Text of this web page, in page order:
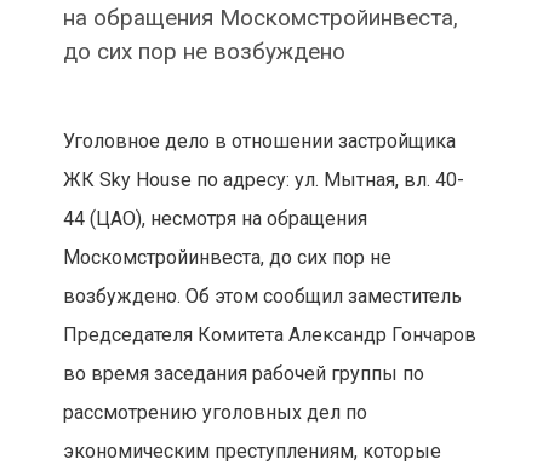
на обращения Москомстройинвеста,
до сих пор не возбуждено
Уголовное дело в отношении застройщика
ЖК Sky House по адресу: ул. Мытная, вл. 40-
44 (ЦАО), несмотря на обращения
Москомстройинвеста, до сих пор не
возбуждено. Об этом сообщил заместитель
Председателя Комитета Александр Гончаров
во время заседания рабочей группы по
рассмотрению уголовных дел по
экономическим преступлениям, которые